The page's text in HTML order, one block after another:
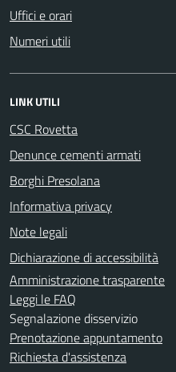
Uffici e orari
Numeri utili
LINK UTILI
CSC Rovetta
Denunce cementi armati
Borghi Presolana
Informativa privacy
Note legali
Dichiarazione di accessibilità
Amministrazione trasparente
Leggi le FAQ
Segnalazione disservizio
Prenotazione appuntamento
Richiesta d'assistenza